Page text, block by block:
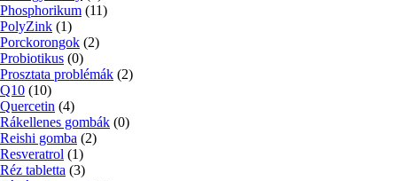
Phosphorikum (11)
PolyZink (1)
Porckorongok (2)
Probiotikus (0)
Prosztata problémák (2)
Q10 (10)
Quercetin (4)
Rákellenes gombák (0)
Reishi gomba (2)
Resveratrol (1)
Réz tabletta (3)